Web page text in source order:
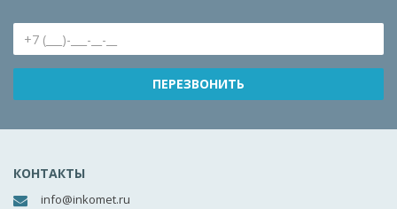
КОНТАКТЫ
info@inkomet.ru